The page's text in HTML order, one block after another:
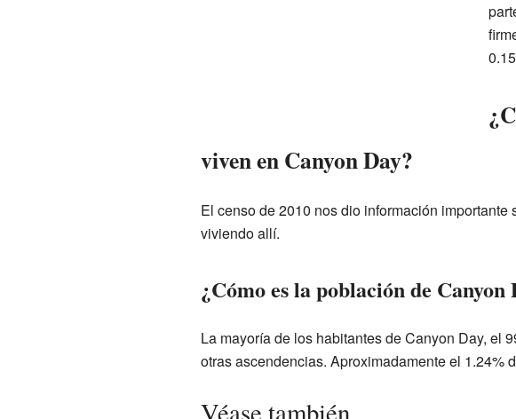
viven en Canyon Day?
El censo de 2010 nos dio información
viviendo allí.
¿Cómo es la población de Canyon
La mayoría de los habitantes de Canyon Day, el
otras ascendencias. Aproximadamente el 1.24%
Véase también